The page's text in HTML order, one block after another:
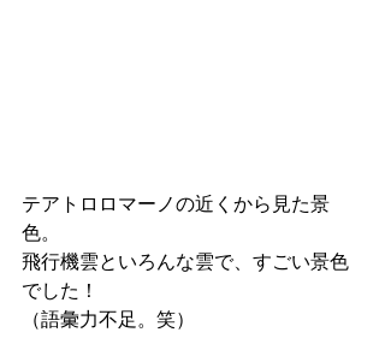
テアトロロマーノの近くから見た景
色。
飛行機雲といろんな雲で、すごい景色
でした！
（語彙力不足。笑）